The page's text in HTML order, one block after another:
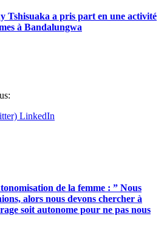
Tshisuaka a pris part en une activité
à Bandalungwa
LinkedIn
de la femme : ” Nous
alors nous devons chercher à
soit autonome pour ne pas nous